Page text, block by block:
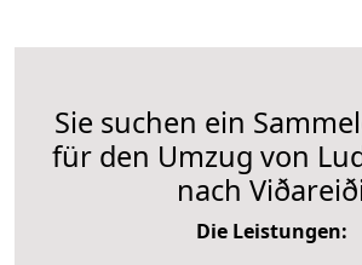
Sie suchen ein
für den Umzug von
nach
Die Leistungen: